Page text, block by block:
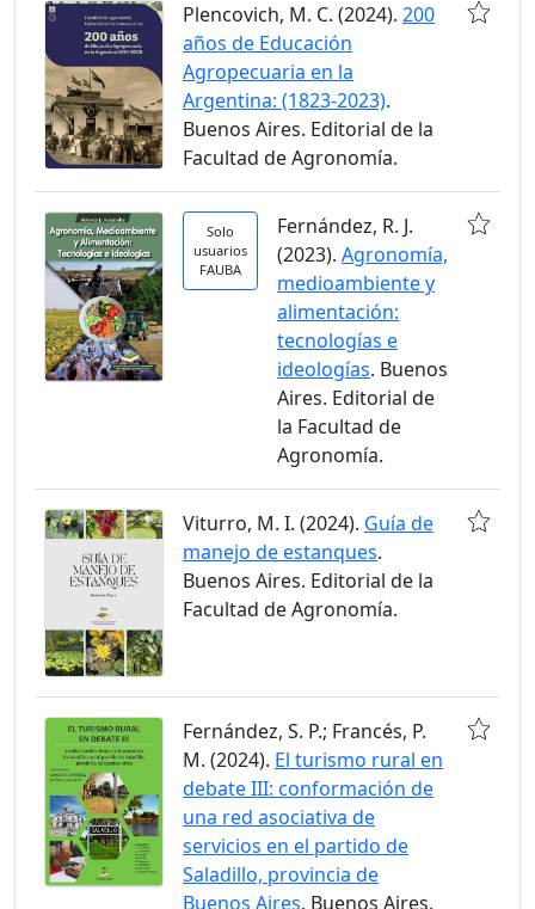
Plencovich, M. C. (2024). 200
años de Educación
Agropecuaria en la
Argentina: (1823-2023).
Buenos Aires. Editorial de la
Facultad de Agronomía.
Solo
usuarios
FAUBA
Fernández, R. J.
(2023). Agronomía,
medioambiente y
alimentación:
tecnologías e
ideologías. Buenos
Aires. Editorial de
la Facultad de
Agronomía.
Viturro, M. I. (2024). Guía de
manejo de estanques.
Buenos Aires. Editorial de la
Facultad de Agronomía.
Fernández, S. P.; Francés, P.
M. (2024). El turismo rural en
debate III: conformación de
una red asociativa de
servicios en el partido de
Saladillo, provincia de
Buenos Aires. Buenos Aires.